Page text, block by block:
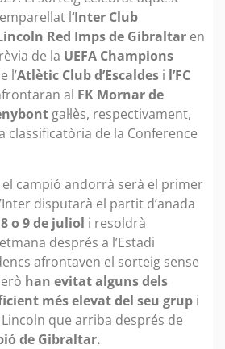
l‘Inter Club
Red Imps de Gibraltar en
de la UEFA Champions
l’Atlètic Club d’Escaldes i l’FC
al FK Mornar de
gal·lès, respectivament,
classificatòria de la Conference
el campió andorrà serà el primer
disputarà el partit d’anada
8 o 9 de juliol i resoldrà
després a l’Estadi
afrontaven el sorteig sense
han evitat alguns dels
més elevat del seu grup i
que arriba després de
de Gibraltar.